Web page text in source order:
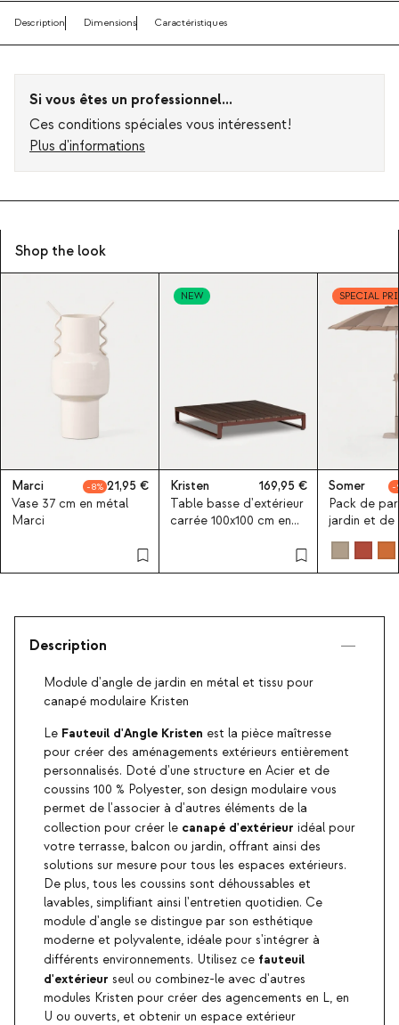
Description Dimensions Caractéristiques
Si vous êtes un professionnel...
Ces conditions spéciales vous intéressent!
Plus d'informations
Shop the look
Marci 8
21,95
Vase 37 cm en métal
Marci
NEW
Kristen
169,95
Table basse d'extérieur
carrée 100x100 cm en
SPECIAL
Somer
Pack de
jardin et de
Somer
Description
Module d'angle de jardin en métal et tissu pour
canapé modulaire Kristen
Le Fauteuil d'Angle Kristen est la pièce maîtresse
pour créer des aménagements extérieurs entièrement
personnalisés. Doté d'une structure en Acier et de
coussins 100 % Polyester, son design modulaire vous
permet de l'associer à d'autres éléments de la
collection pour créer le canapé d'extérieur idéal pour
votre terrasse, balcon ou jardin, offrant ainsi des
solutions sur mesure pour tous les espaces extérieurs.
De plus, tous les coussins sont déhoussables et
lavables, simplifiant ainsi l'entretien quotidien. Ce
module d'angle se distingue par son esthétique
moderne et polyvalente, idéale pour s'intégrer à
différents environnements. Utilisez ce fauteuil
d'extérieur seul ou combinez-le avec d'autres
modules Kristen pour créer des agencements en L, en
U ou ouverts, et obtenir un espace extérieur